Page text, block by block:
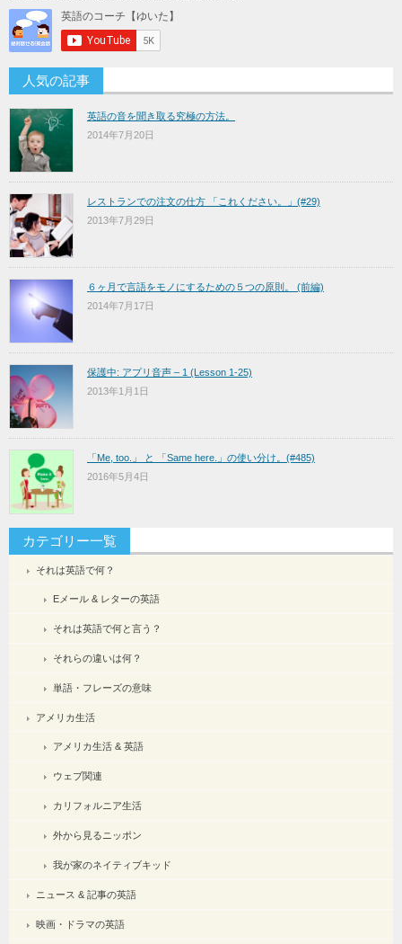
人気の記事
英語の音を聞き取る究極の方法。
2014年7月20日
レストランでの注文の仕方 「これください。」(#29)
2013年7月29日
６ヶ月で言語をモノにするための５つの原則。 (前編)
2014年7月17日
保護中: アプリ音声 – 1 (Lesson 1-25)
2013年1月1日
「Me, too.」 と 「Same here.」の使い分け。(#485)
2016年5月4日
カテゴリー一覧
それは英語で何？
Eメール & レターの英語
それは英語で何と言う？
それらの違いは何？
単語・フレーズの意味
アメリカ生活
アメリカ生活 & 英語
ウェブ関連
カリフォルニア生活
外から見るニッポン
我が家のネイティブキッド
ニュース & 記事の英語
映画・ドラマの英語